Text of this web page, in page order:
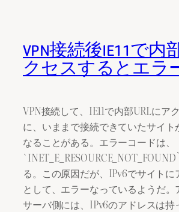
VPN接続後IE11で内
クセスするとエラ
VPN接続して、IE11で内部URLにア
に、いままで接続できていたサイト
なることがある。エラーコードは、
る。この原因だが、IPv6でサイトに
として、エラーなっているようだ。
サーバ側には、IPv6のアドレスは持